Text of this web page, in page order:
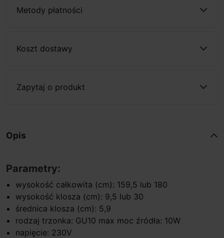
Metody płatności
Koszt dostawy
Zapytaj o produkt
Opis
Parametry:
wysokość całkowita (cm): 159,5 lub 180
wysokość klosza (cm): 9,5 lub 30
średnica klosza (cm): 5,9
rodzaj trzonka: GU10 max moc źródła: 10W
napięcie: 230V